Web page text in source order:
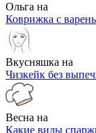
Ольга на
Коврижка с
Вкусняшка на
Чизкейк без
Весна на
Какие виды